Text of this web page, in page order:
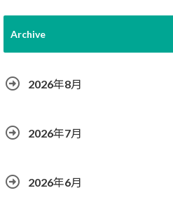
Archive
2026年8月
2026年7月
2026年6月